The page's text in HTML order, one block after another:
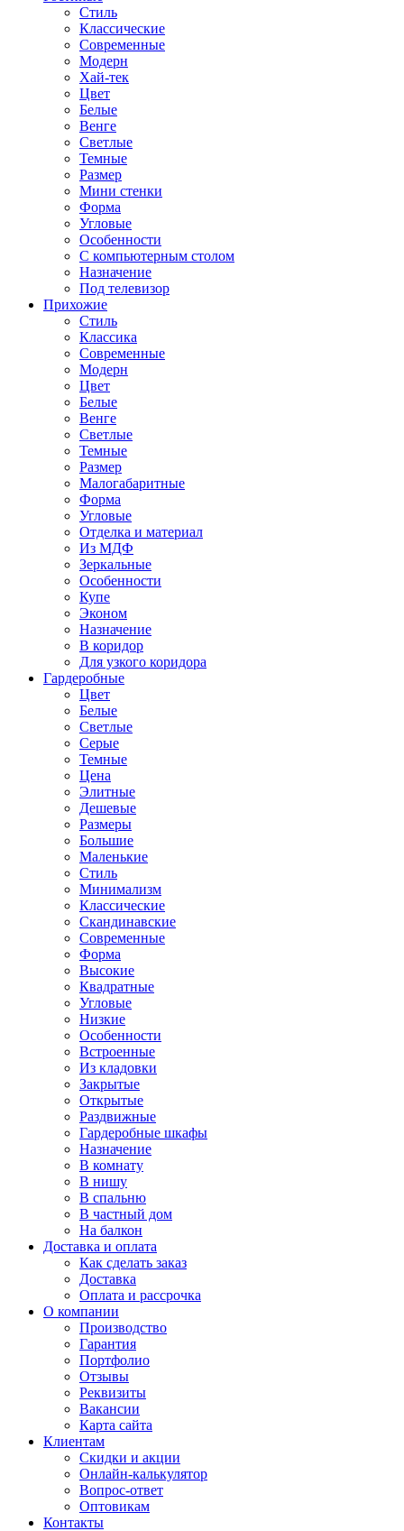
Стиль
Классические
Современные
Модерн
Хай-тек
Цвет
Белые
Венге
Светлые
Темные
Размер
Мини стенки
Форма
Угловые
Особенности
С компьютерным столом
Назначение
Под телевизор
Прихожие
Стиль
Классика
Современные
Модерн
Цвет
Белые
Венге
Светлые
Темные
Размер
Малогабаритные
Форма
Угловые
Отделка и материал
Из МДФ
Зеркальные
Особенности
Купе
Эконом
Назначение
В коридор
Для узкого коридора
Гардеробные
Цвет
Белые
Светлые
Серые
Темные
Цена
Элитные
Дешевые
Размеры
Большие
Маленькие
Стиль
Минимализм
Классические
Скандинавские
Современные
Форма
Высокие
Квадратные
Угловые
Низкие
Особенности
Встроенные
Из кладовки
Закрытые
Открытые
Раздвижные
Гардеробные шкафы
Назначение
В комнату
В нишу
В спальню
В частный дом
На балкон
Доставка и оплата
Как сделать заказ
Доставка
Оплата и рассрочка
О компании
Производство
Гарантия
Портфолио
Отзывы
Реквизиты
Вакансии
Карта сайта
Клиентам
Скидки и акции
Онлайн-калькулятор
Вопрос-ответ
Оптовикам
Контакты